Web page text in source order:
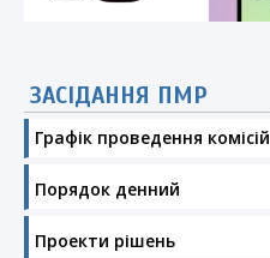
ЗАСІДАННЯ ПМР
Графік проведення комісій
Порядок денний
Проекти рішень